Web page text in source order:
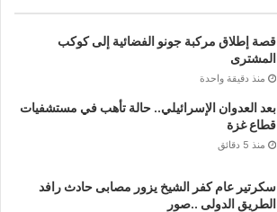
قصة إطلاق مركبة جونو الفضائية إلى كوكب
المشترى
منذ دقيقة واحدة
بعد العدوان الإسرائيلي.. حالة تأهب في مستشفيات
قطاع غزة
منذ 5 دقائق
سكرتير عام كفر الشيخ يزور مصابى حادث رافد
الطريق الدولى ..صور